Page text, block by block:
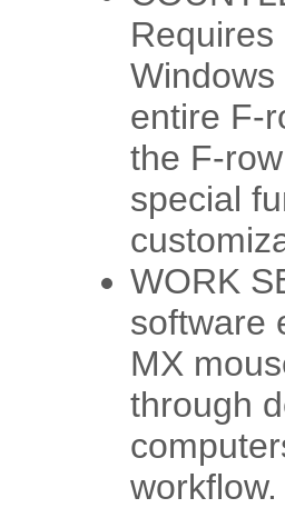
entire F-
the F-
special
WORK
software
MX
through
workflow.